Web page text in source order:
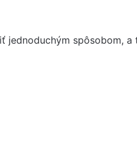
jednoduchým spôsobom, a